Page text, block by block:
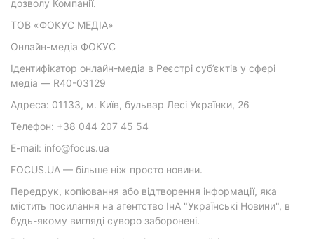
дозволу Компанії.
ТОВ «ФОКУС МЕДІА»
Онлайн-медіа ФОКУС
Ідентифікатор онлайн-медіа в Реєстрі суб’єктів у сфері
медіа — R40-03129
Адреса: 01133, м. Київ, бульвар Лесі Українки, 26
Телефон: +38 044 207 45 54
E-mail: info@focus.ua
FOCUS.UA — більше ніж просто новини.
Передрук, копіювання або відтворення інформації, яка
містить посилання на агентство ІнА "Українські Новини", в
будь-якому вигляді суворо заборонені.